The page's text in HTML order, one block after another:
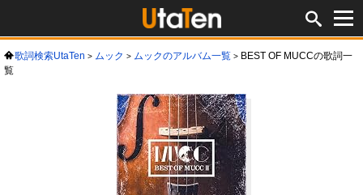
歌詞検索UtaTen ムック ムックのアルバム一覧
BEST OF MUCCの歌詞一
覧